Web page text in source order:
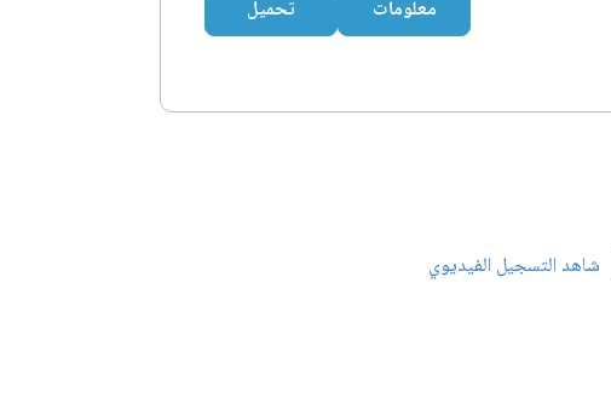
معلومات تحميل
شاهد التسجيل الفيديوي